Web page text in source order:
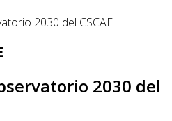
2030 del CSCAE
2030 del